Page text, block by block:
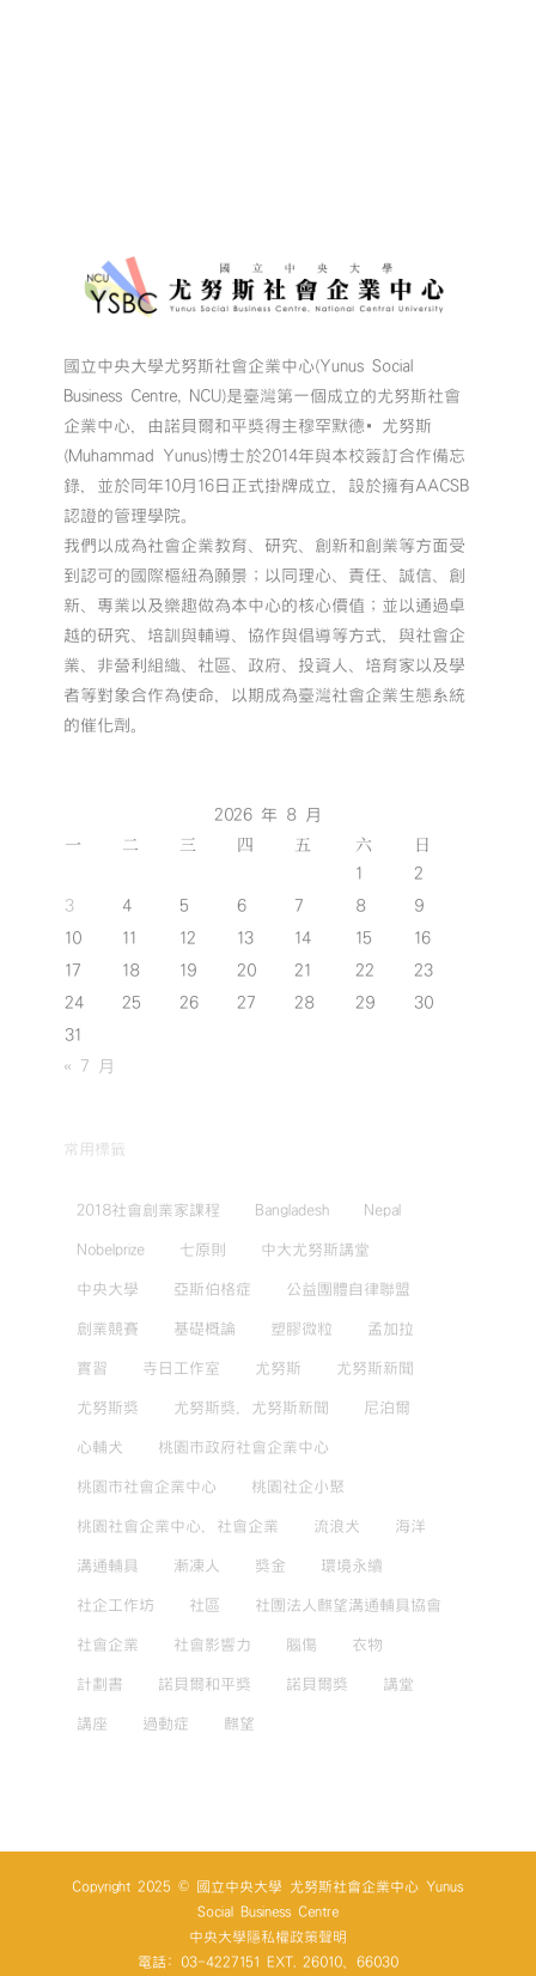
國立中央大學尤努斯社會企業中心(Yunus Social
Business Centre, NCU)是臺灣第一個成立的尤努斯社會
企業中心，由諾貝爾和平獎得主穆罕默德•尤努斯
(Muhammad Yunus)博士於2014年與本校簽訂合作備忘
錄，並於同年10月16日正式掛牌成立，設於擁有AACSB
認證的管理學院。
我們以成為社會企業教育、研究、創新和創業等方面受
到認可的國際樞紐為願景；以同理心、責任、誠信、創
新、專業以及樂趣做為本中心的核心價值；並以通過卓
越的研究、培訓與輔導、協作與倡導等方式，與社會企
業、非營利組織、社區、政府、投資人、培育家以及學
者等對象合作為使命，以期成為臺灣社會企業生態系統
的催化劑。
2026 年 8 月
一 二 三 四 五 六 日
1
2
3
4 5 6 7 8
9
10
11 12 13 14 15
16
17
18 19 20 21 22
23
24
25 26 27 28 29
30
31
« 7 月
常用標籤
2018社會創業家課程 Bangladesh Nepal
Nobelprize 七原則 中大尤努斯講堂
中央大學 亞斯伯格症 公益團體自律聯盟
創業競賽 基礎概論 塑膠微粒 孟加拉
實習 寺日工作室 尤努斯 尤努斯新聞
尤努斯獎 尤努斯獎，尤努斯新聞 尼泊爾
心輔犬 桃園市政府社會企業中心
桃園市社會企業中心 桃園社企小聚
桃園社會企業中心，社會企業 流浪犬 海洋
溝通輔具 漸凍人 獎金 環境永續
社企工作坊 社區 社團法人麒望溝通輔具協會
社會企業 社會影響力 腦傷 衣物
計劃書 諾貝爾和平獎 諾貝爾獎 講堂
講座 過動症 麒望
Copyright 2025 © 國立中央大學 尤努斯社會企業中心 Yunus
Social Business Centre
中央大學隱私權政策聲明
電話: 03-4227151 EXT. 26010、66030